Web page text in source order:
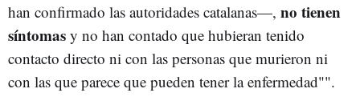
han confirmado las autoridades catalanas—, no tienen
síntomas y no han contado que hubieran tenido
contacto directo ni con las personas que murieron ni
con las que parece que pueden tener la enfermedad"".